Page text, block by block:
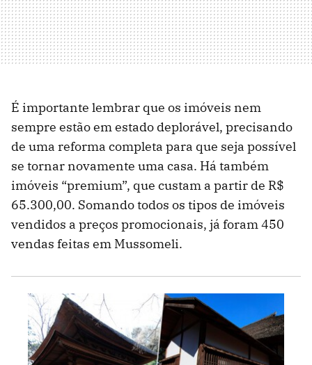
É importante lembrar que os imóveis nem
sempre estão em estado deplorável, precisando
de uma reforma completa para que seja possível
se tornar novamente uma casa. Há também
imóveis “premium”, que custam a partir de R$
65.300,00. Somando todos os tipos de imóveis
vendidos a preços promocionais, já foram 450
vendas feitas em Mussomeli.